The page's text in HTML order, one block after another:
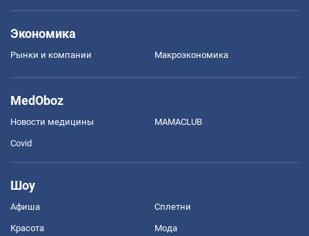
Экономика
Рынки и компании Mакроэкономика
MedOboz
Новости медицины MAMACLUB
Covid
Шоу
Афиша Сплетни
Красота Мода